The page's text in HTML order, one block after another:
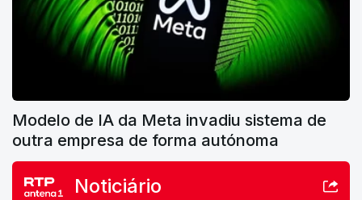
Modelo de IA da Meta invadiu sistema de
outra empresa de forma autónoma
Noticiário